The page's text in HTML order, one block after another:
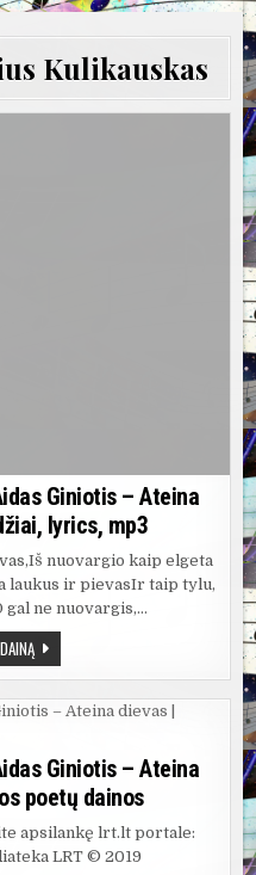
Kulikauskas
Giniotis – Ateina
lyrics, mp3
nuovargio kaip elgeta
laukus ir pievasIr taip tylu,
ne nuovargis,…
ANDRIUS
KULIKAUSKAS
IR
GINIOTIS
–
DIEVAS
–
DAINŲ
ŽODŽIAI,
LYRICS,
MP3
Giniotis – Ateina
poetų dainos
apsilankę lrt.lt portale:
LRT © 2019